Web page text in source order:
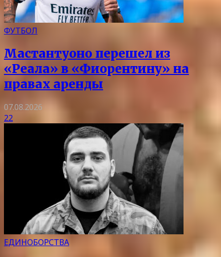
ФУТБОЛ
Мастантуоно перешел из
«Реала» в «Фиорентину» на
правах аренды
07.08.2026
22
ЕДИНОБОРСТВА